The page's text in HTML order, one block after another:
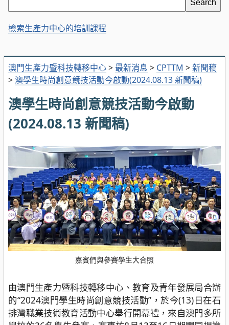
澳門生產力暨科技轉移中心> 最新消息 > CPTTM >新聞稿
> 澳學生時尚創意競技活動今啟動(2024.08.13 新聞稿)
澳學生時尚創意競技活動今啟動
(2024.08.13 新聞稿)
嘉賓們與參賽學生大合照
由澳門生產力暨科技轉移中心、教育及青年發展局合辦
的“2024澳門學生時尚創意競技活動”，於今(13)日在石
排灣職業技術教育活動中心舉行開幕禮，來自澳門多所
檢索生產力中心的培訓課程